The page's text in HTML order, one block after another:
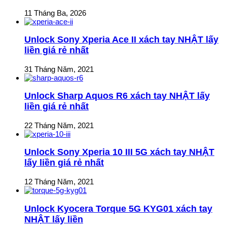
11 Tháng Ba, 2026
Unlock Sony Xperia Ace II xách tay NHẬT lấy
liền giá rẻ nhất
31 Tháng Năm, 2021
Unlock Sharp Aquos R6 xách tay NHẬT lấy
liền giá rẻ nhất
22 Tháng Năm, 2021
Unlock Sony Xperia 10 III 5G xách tay NHẬT
lấy liền giá rẻ nhất
12 Tháng Năm, 2021
Unlock Kyocera Torque 5G KYG01 xách tay
NHẬT lấy liền